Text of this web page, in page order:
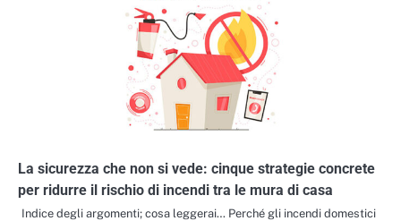
La sicurezza che non si vede: cinque strategie concrete
per ridurre il rischio di incendi tra le mura di casa
Indice degli argomenti; cosa leggerai… Perché gli incendi domestici